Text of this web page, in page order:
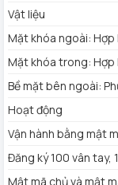
Bề mặt bên ngoài:
Hoạt động
Vận hành bằng
Đăng ký 100 vân
chủ)
Mật mã chủ và mật
Màu hoàn thiện:
Nhiệt độ vận
Nguồn điện: 4AA
Vật liệu
Mặt khóa ngoài: Hợp
Mặt khóa trong: Hợp
Bề mặt bên ngoài:
Hoạt động
Vận hành bằng mật
Đăng ký 100 vân tay,
Mật mã chủ và mật